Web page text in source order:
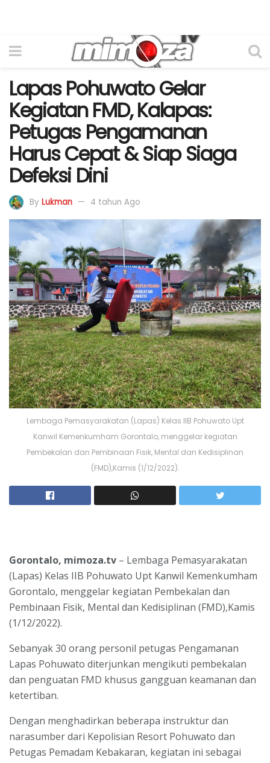
Lapas Pohuwato Gelar
Kegiatan FMD, Kalapas:
Petugas Pengamanan
Harus Cepat & Siap Siaga
Defeksi Dini
By Lukman 4 tahun Ago
Lembaga Pemasyarakatan (Lapas) Kelas IIB Pohuwato Upt
Kanwil Kemenkumham Gorontalo, menggelar kegiatan
Pembekalan dan Pembinaan Fisik, Mental dan Kedisiplinan
(FMD),Kamis (1/12/2022).
Gorontalo, mimoza.tv – Lembaga Pemasyarakatan
(Lapas) Kelas IIB Pohuwato Upt Kanwil Kemenkumham
Gorontalo, menggelar kegiatan Pembekalan dan
Pembinaan Fisik, Mental dan Kedisiplinan (FMD),Kamis
(1/12/2022).
Sebanyak 30 orang personil petugas Pengamanan
Lapas Pohuwato diterjunkan mengikuti pembekalan
dan penguatan FMD khusus gangguan keamanan dan
ketertiban.
Dengan menghadirkan beberapa instruktur dan
narasumber dari Kepolisian Resort Pohuwato dan
Petugas Pemadam Kebakaran, kegiatan ini sebagai